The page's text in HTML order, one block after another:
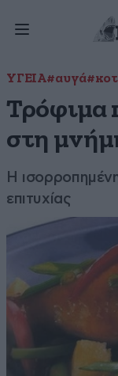
ΥΓΕΙΑ#αυγά
Τρόφιμα
στη
Η
επιτυχίας